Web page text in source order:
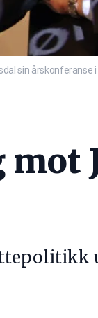
sin årskonferanse